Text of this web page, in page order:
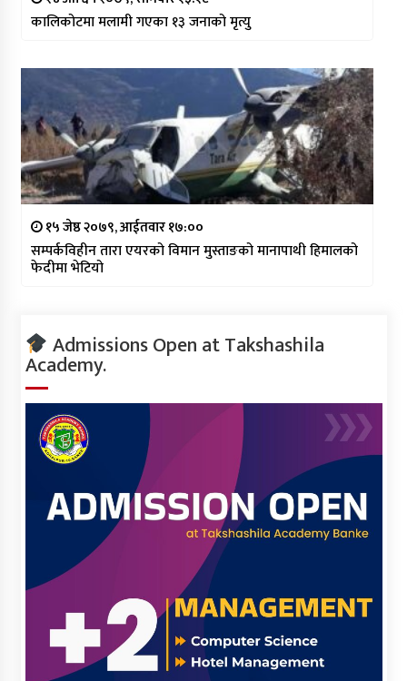
कालिकोटमा मलामी गएका १३ जनाको मृत्यु
१५ जेष्ठ २०७९, आईतवार १७:००
सम्पर्कविहीन तारा एयरको विमान मुस्ताङको मानापाथी हिमालको
फेदीमा भेटियो
Admissions Open at Takshashila
Academy.